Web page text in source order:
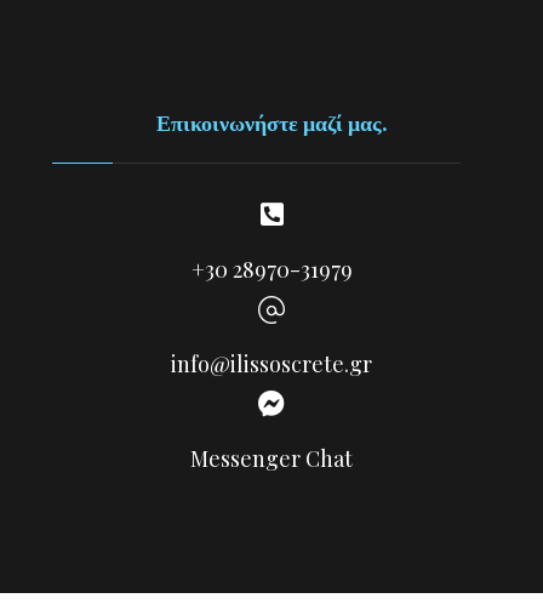
Επικοινωνήστε μαζί μας.
+30 28970-31979
info@ilissoscrete.gr
Messenger Chat